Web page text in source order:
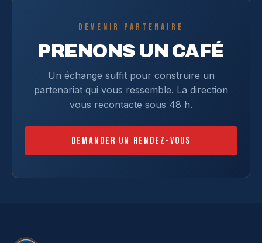
DEVENIR PARTENAIRE
PRENONS UN CAFÉ
Un échange suffit pour construire un
partenariat qui vous ressemble. La direction
vous recontacte sous 48 h.
Demander un rendez-vous